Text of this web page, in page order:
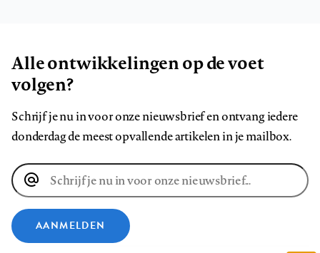
Alle ontwikkelingen op de voet
volgen?
Schrijf je nu in voor onze nieuwsbrief en ontvang iedere
donderdag de meest opvallende artikelen in je mailbox.
E-
mailadres
AANMELDEN